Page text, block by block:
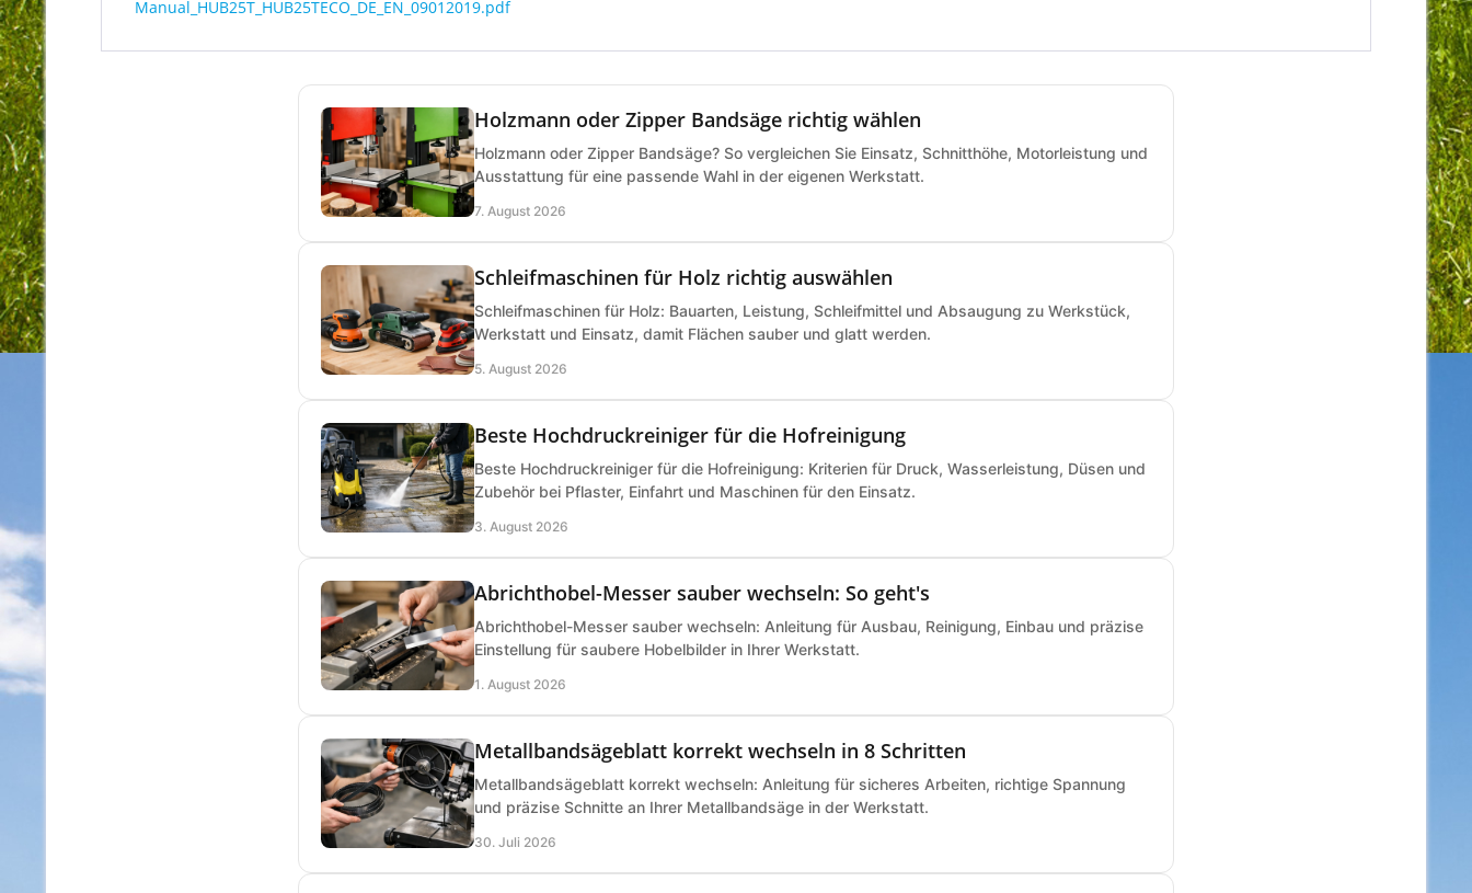
Holzmann oder Zipper Bandsäge richtig wählen
Holzmann oder Zipper Bandsäge? So vergleichen Sie Einsatz, Schnitthöhe, Motorleistung und
Ausstattung für eine passende Wahl in der eigenen Werkstatt.
7. August 2026
Schleifmaschinen für Holz richtig auswählen
Schleifmaschinen für Holz: Bauarten, Leistung, Schleifmittel und Absaugung zu Werkstück,
Werkstatt und Einsatz, damit Flächen sauber und glatt werden.
5. August 2026
Beste Hochdruckreiniger für die Hofreinigung
Beste Hochdruckreiniger für die Hofreinigung: Kriterien für Druck, Wasserleistung, Düsen und
Zubehör bei Pflaster, Einfahrt und Maschinen für den Einsatz.
3. August 2026
Abrichthobel-Messer sauber wechseln: So geht's
Abrichthobel-Messer sauber wechseln: Anleitung für Ausbau, Reinigung, Einbau und präzise
Einstellung für saubere Hobelbilder in Ihrer Werkstatt.
1. August 2026
Metallbandsägeblatt korrekt wechseln in 8 Schritten
Metallbandsägeblatt korrekt wechseln: Anleitung für sicheres Arbeiten, richtige Spannung
und präzise Schnitte an Ihrer Metallbandsäge in der Werkstatt.
30. Juli 2026